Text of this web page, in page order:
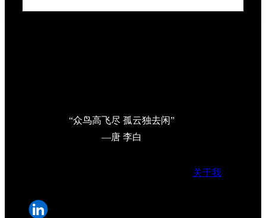
“众鸟高飞尽 孤云独去闲”
—唐 李白
关于我